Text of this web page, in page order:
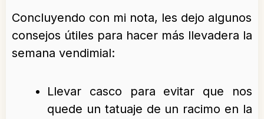
Concluyendo con mi nota, les dejo algunos
consejos útiles para hacer más llevadera la
semana vendimial:
Llevar casco para evitar que nos
quede un tatuaje de un racimo en la